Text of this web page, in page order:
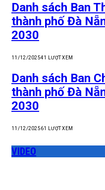
Danh sách Ban
thành phố Đà
2030
11/12/202541 LƯỢT XEM
Danh sách Ban
thành phố Đà
2030
11/12/202561 LƯỢT XEM
VIDEO